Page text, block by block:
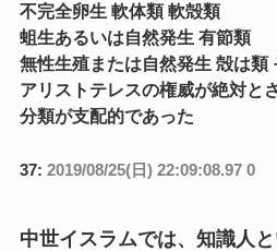
不完全卵生 軟体類 軟殻類
蛆生あるいは自然発生 有節類
無性生殖または自然発生 殻は類
アリストテレスの権威が絶対と
分類が支配的であった
37: 2019/08/25(日) 22:09:08.97 0
中世イスラムでは、知識人